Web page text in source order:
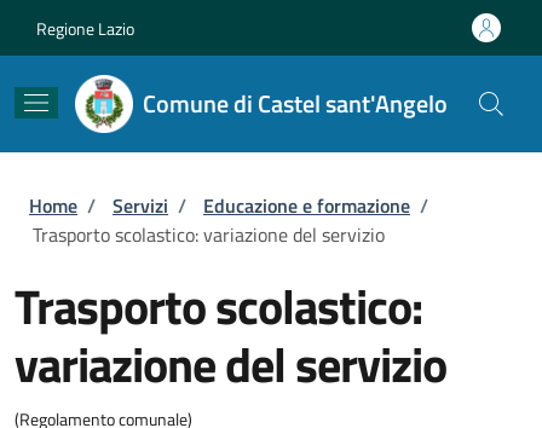
Regione Lazio
Comune di Castel sant'Angelo
Briciole di pane
Home / Servizi / Educazione e formazione /
Trasporto scolastico: variazione del servizio
Trasporto scolastico:
variazione del servizio
(Regolamento comunale)